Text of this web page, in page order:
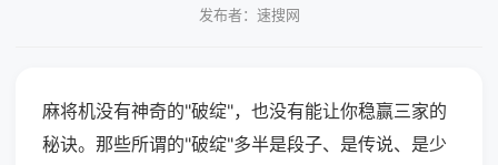
发布者：速搜网
麻将机没有神奇的"破绽"，也没有能让你稳赢三家的
秘诀。那些所谓的"破绽"多半是段子、是传说、是少